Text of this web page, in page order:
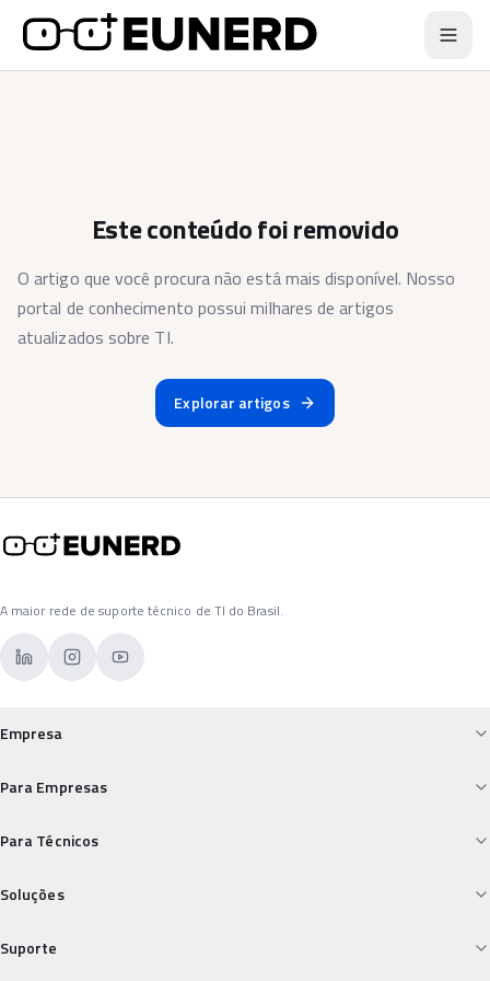
Este conteúdo foi removido
O artigo que você procura não está mais disponível. Nosso
portal de conhecimento possui milhares de artigos
atualizados sobre TI.
Explorar artigos
A maior rede de suporte técnico de TI do Brasil.
Empresa
Sobre a Eunerd
Para Empresas
Para Técnicos
Carreiras
Para Empresas
Custos de TI Descontrolados
Falta de Suporte Confiável
Segurança Digital Vulnerável
Para Técnicos
Desvalorização Técnica
Insegurança nos Pagamentos
Soluções
Field Service
Suporte